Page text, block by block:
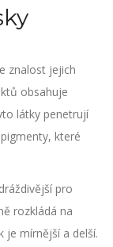
znalost jejich
obsahuje
látky penetrují
které
pro
rozkládá na
je mírnější a delší.